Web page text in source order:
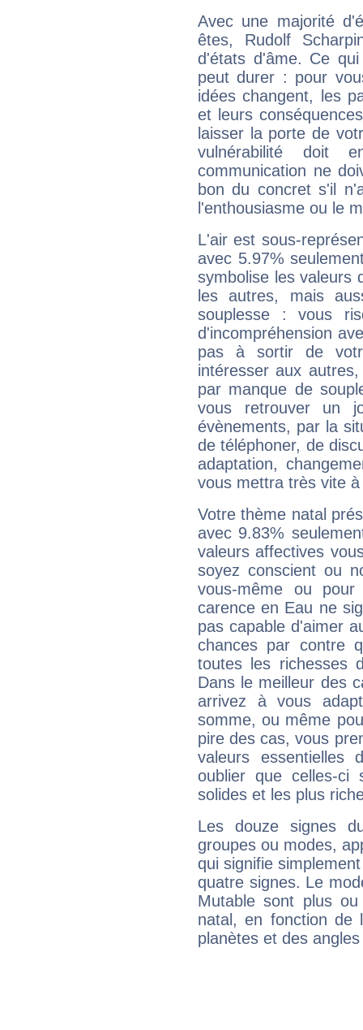
Avec une majorité
êtes, Rudolf
d'états d'âme. Ce
peut durer : pour
idées changent, les
et leurs
laisser la porte de
vulnérabilité doit
communication ne
bon du concret s'il
l'enthousiasme ou le
L'air est sous-
avec 5.97%
symbolise les valeurs
les autres, mais
souplesse : vous
d'incompréhension
pas à sortir de
intéresser aux
par manque de
vous retrouver un
évènements, par la
de téléphoner, de
adaptation,
vous mettra très vite
Votre thème natal
avec 9.83%
valeurs affectives
soyez conscient ou
vous-même ou
carence en Eau ne
pas capable d'aimer
chances par contre
toutes les richesses
Dans le meilleur des
arrivez à vous
somme, ou même
pire des cas, vous
valeurs
oublier que celles-
solides et les plus
Les douze signes
groupes ou modes,
qui signifie
quatre signes. Le
Mutable sont plus
natal, en fonction de
planètes et des